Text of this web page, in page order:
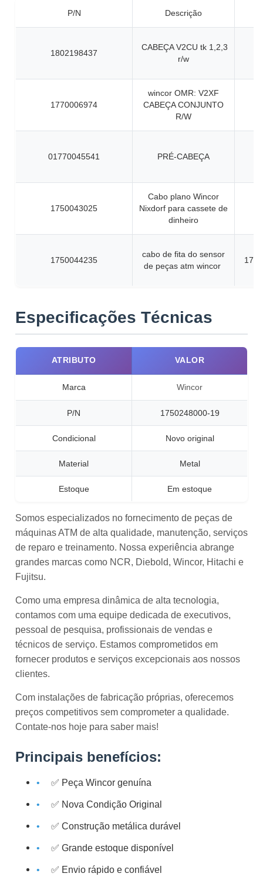
P/N Descrição
1802198437
CABEÇA V2CU tk 1,2,3
r/w
1770006974
wincor OMR: V2XF
CABEÇA CONJUNTO
R/W
01770045541 PRÉ-CABEÇA
1750043025
Cabo plano Wincor
Nixdorf para cassete de
dinheiro
1750044235
cabo de fita do sensor
de peças atm wincor
Especificações Técnicas
ATRIBUTO VALOR
Marca Wincor
P/N 1750248000-19
Condicional Novo original
Material Metal
Estoque Em estoque
Somos especializados no fornecimento de peças de
máquinas ATM de alta qualidade, manutenção, serviços
de reparo e treinamento. Nossa experiência abrange
grandes marcas como NCR, Diebold, Wincor, Hitachi e
Fujitsu.
Como uma empresa dinâmica de alta tecnologia,
contamos com uma equipe dedicada de executivos,
pessoal de pesquisa, profissionais de vendas e
técnicos de serviço. Estamos comprometidos em
fornecer produtos e serviços excepcionais aos nossos
clientes.
Com instalações de fabricação próprias, oferecemos
preços competitivos sem comprometer a qualidade.
Contate-nos hoje para saber mais!
Principais benefícios:
✅ Peça Wincor genuína
✅ Nova Condição Original
✅ Construção metálica durável
✅ Grande estoque disponível
✅ Envio rápido e confiável